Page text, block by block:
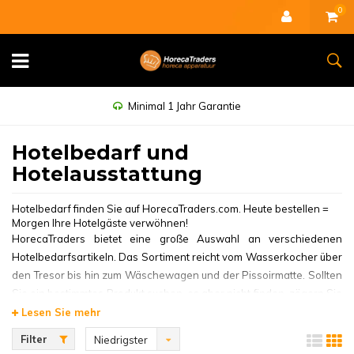
0
Minimal 1 Jahr Garantie
Hotelbedarf und
Hotelausstattung
Hotelbedarf finden Sie auf HorecaTraders.com. Heute bestellen =
Morgen Ihre Hotelgäste verwöhnen!
HorecaTraders bietet eine große Auswahl an verschiedenen
Hotelbedarfsartikeln. Das Sortiment reicht vom Wasserkocher über
den Tresor bis hin zum Wäschewagen und der Pissoirmatte. Sollten
Sie ein bestimmtes Produkt suchen, es aber nicht finden, zögern Sie
bitte nicht, unseren Kundenservice zu kontaktieren.
Alles fürs Hotelzimmer, vom
Lesen Sie mehr
Filter
Niedrigster